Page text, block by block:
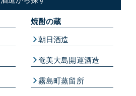
焼酎の蔵
朝日酒造
奄美大島開運酒造
霧島町蒸留所